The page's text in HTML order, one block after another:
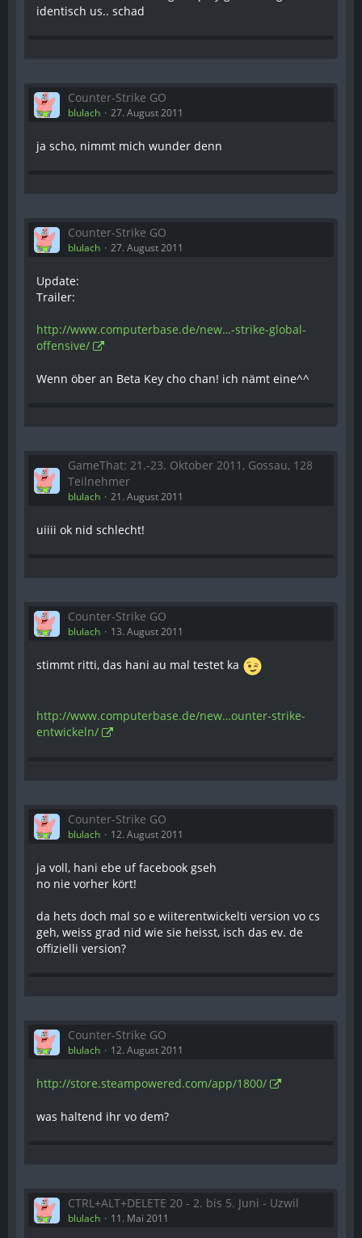
identisch us.. schad
Counter-Strike GO
blulach 27. August 2011
ja scho, nimmt mich wunder denn
Counter-Strike GO
blulach 27. August 2011
Update:
Trailer:
http://www.computerbase.de/new…-strike-global-
offensive/
Wenn öber an Beta Key cho chan! ich nämt eine^^
GameThat: 21.-23. Oktober 2011, Gossau, 128
Teilnehmer
blulach 21. August 2011
uiiii ok nid schlecht!
Counter-Strike GO
blulach 13. August 2011
stimmt ritti, das hani au mal testet ka
http://www.computerbase.de/new…ounter-strike-
entwickeln/
Counter-Strike GO
blulach 12. August 2011
ja voll, hani ebe uf facebook gseh
no nie vorher kört!
da hets doch mal so e wiiterentwickelti version vo cs
geh, weiss grad nid wie sie heisst, isch das ev. de
offizielli version?
Counter-Strike GO
blulach 12. August 2011
http://store.steampowered.com/app/1800/
was haltend ihr vo dem?
CTRL+ALT+DELETE 20 - 2. bis 5. Juni - Uzwil
blulach 11. Mai 2011